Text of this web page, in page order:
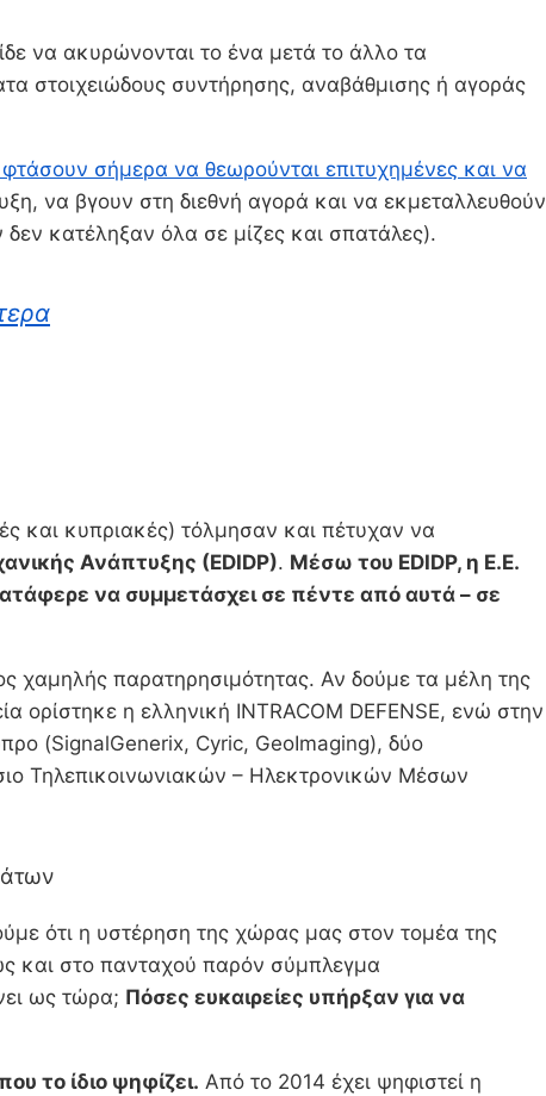
να ακυρώνονται το ένα μετά το άλλο τα
στοιχειώδους συντήρησης, αναβάθμισης ή αγοράς
σήμερα να θεωρούνται επιτυχημένες και να
να βγουν στη διεθνή αγορά και να εκμεταλλευθούν
κατέληξαν όλα σε μίζες και σπατάλες).
και κυπριακές) τόλμησαν και πέτυχαν να
Ανάπτυξης (ΕDIDΡ). Μέσω του EDIDP, η Ε.Ε.
να συμμετάσχει σε πέντε από αυτά – σε
παρατηρησιμότητας. Αν δούμε τα μέλη της
ορίστηκε η ελληνική INTRACOM DEFENSE, ενώ στην
(SignalGenerix, Cyric, GeoImaging), δύο
Τηλεπικοινωνιακών – Ηλεκτρονικών Μέσων
ότι η υστέρηση της χώρας μας στον τομέα της
και στο πανταχού παρόν σύμπλεγμα
ως τώρα; Πόσες ευκαιρείες υπήρξαν για να
το ίδιο ψηφίζει. Από το 2014 έχει ψηφιστεί η